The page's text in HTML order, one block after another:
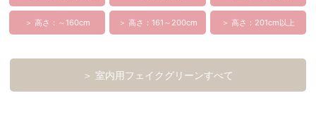
＞ 高さ：～160cm ＞ 高さ：161～200cm ＞ 高さ：201cm以上
＞ 室内用フェイクグリーンすべて